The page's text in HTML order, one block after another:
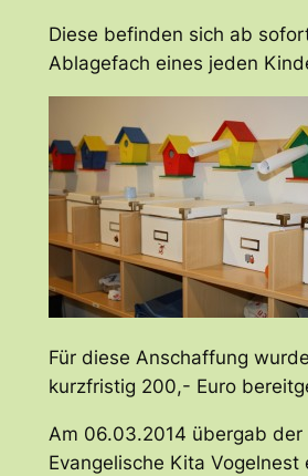
Diese befinden sich ab
Ablagefach eines jeden
Für diese Anschaffung
kurzfristig 200,- Euro
Am 06.03.2014 übergab der
Evangelische Kita Vogelnest